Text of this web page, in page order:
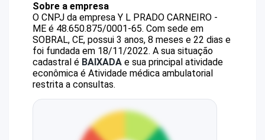
Sobre a empresa
O CNPJ da empresa Y L PRADO CARNEIRO -
ME é 48.650.875/0001-65. Com sede em
SOBRAL, CE, possui 3 anos, 8 meses e 22 dias e
foi fundada em 18/11/2022. A sua situação
cadastral é BAIXADA e sua principal atividade
econômica é Atividade médica ambulatorial
restrita a consultas.